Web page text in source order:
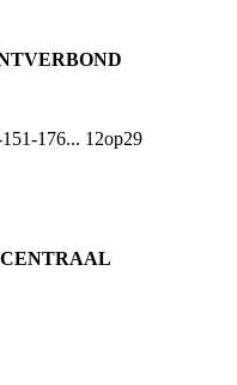
176... 12op29
CENTRAAL